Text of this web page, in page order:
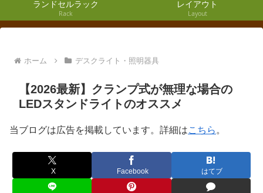
ランドセルラック
Rack
レイアウト
Layout
ホーム デスクライト・照明器具
【2026最新】クランプ式が無理な場合の
LEDスタンドライトのオススメ
当ブログは広告を掲載しています。詳細はこちら 。
X Facebook はてブ